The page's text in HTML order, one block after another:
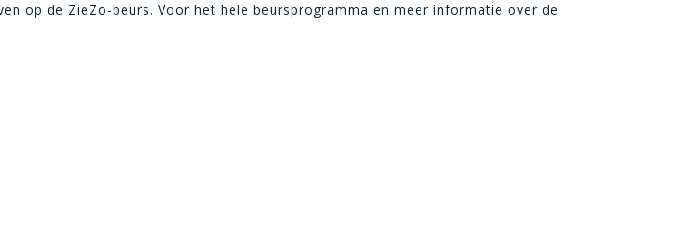
op de ZieZo-beurs. Voor het hele beursprogramma en meer informatie over de